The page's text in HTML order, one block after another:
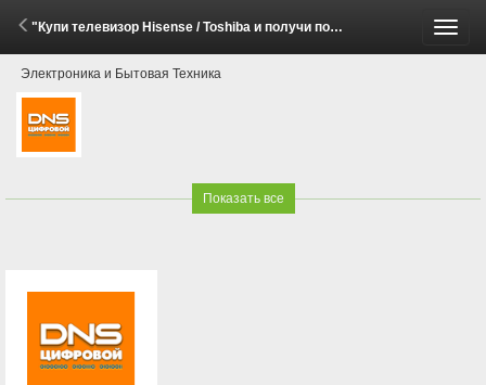
"Купи телевизор Hisense / Toshiba и получи подписку Яндекс Плюс на 12 месяцев!" (13 Апреля - 10 Мая 2026)
Электроника и Бытовая Техника
Показать все